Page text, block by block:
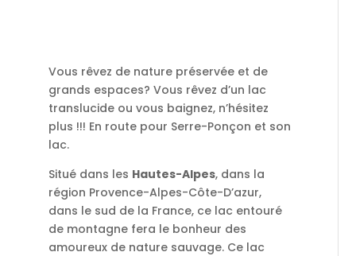
Vous rêvez de nature préservée et de
grands espaces? Vous rêvez d’un lac
translucide ou vous baignez, n’hésitez
plus !!! En route pour Serre-Ponçon et son
lac.
Situé dans les Hautes-Alpes, dans la
région Provence-Alpes-Côte-D’azur,
dans le sud de la France, ce lac entouré
de montagne fera le bonheur des
amoureux de nature sauvage. Ce lac